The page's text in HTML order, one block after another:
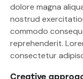
dolore magna
nostrud
commodo
reprehenderit.
consectetur
Creative